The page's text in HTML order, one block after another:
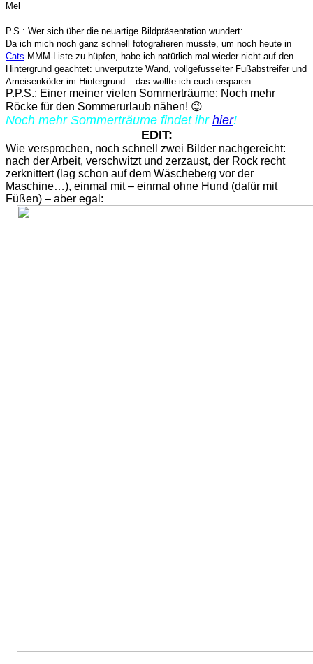
Mel
P.S.: Wer sich über die neuartige Bildpräsentation wundert:
Da ich mich noch ganz schnell fotografieren musste, um noch heute in
Cats MMM-Liste zu hüpfen, habe ich natürlich mal wieder nicht auf den
Hintergrund geachtet: unverputzte Wand, vollgefusselter Fußabstreifer und
Ameisenköder im Hintergrund – das wollte ich euch ersparen…
P.P.S.: Einer meiner vielen Sommerträume: Noch mehr
Röcke für den Sommerurlaub nähen! 😉
Noch mehr Sommerträume findet ihr hier!
EDIT:
Wie versprochen, noch schnell zwei Bilder nachgereicht:
nach der Arbeit, verschwitzt und zerzaust, der Rock recht
zerknittert (lag schon auf dem Wäscheberg vor der
Maschine…), einmal mit – einmal ohne Hund (dafür mit
Füßen) – aber egal: